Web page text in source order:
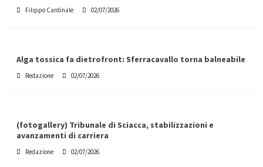
Filippo Cardinale 02/07/2026
Alga tossica fa dietrofront: Sferracavallo torna balneabile
Redazione 02/07/2026
(fotogallery) Tribunale di Sciacca, stabilizzazioni e
avanzamenti di carriera
Redazione 02/07/2026